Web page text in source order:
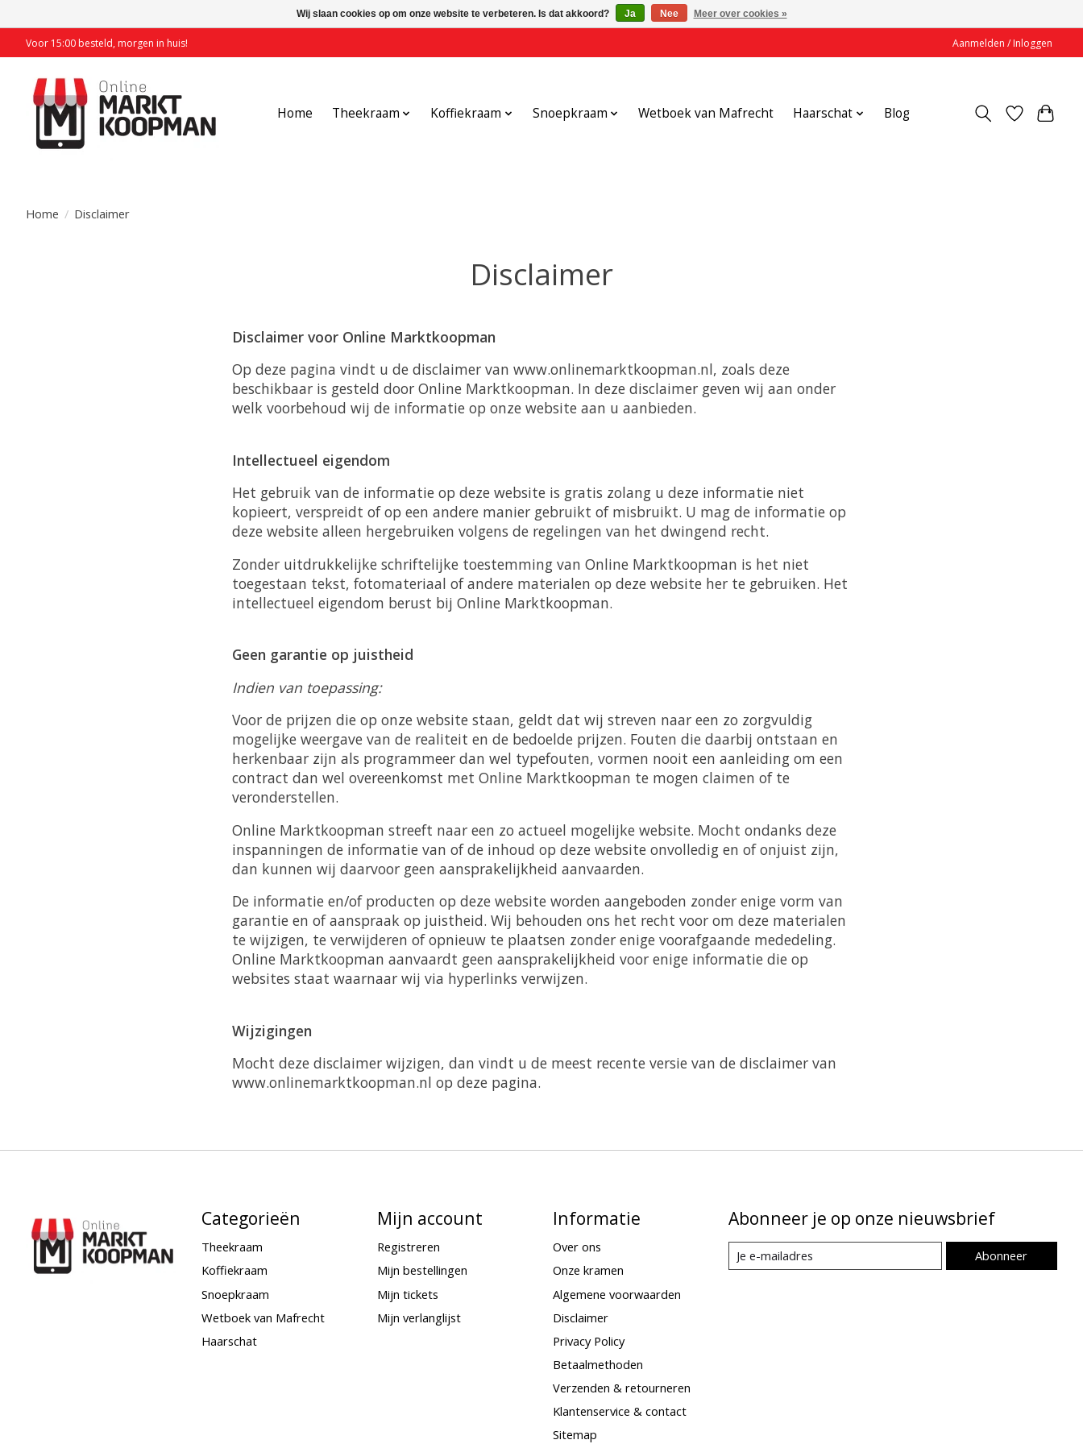
Voor 15:00 besteld, morgen in huis! Aanmelden / Inloggen
Home Theekraam Koffiekraam Snoepkraam Wetboek van Mafrecht Haarschat Blog
Home / Disclaimer
Disclaimer
Disclaimer voor Online Marktkoopman
Op deze pagina vindt u de disclaimer van www.onlinemarktkoopman.nl, zoals deze
beschikbaar is gesteld door Online Marktkoopman. In deze disclaimer geven wij aan onder
welk voorbehoud wij de informatie op onze website aan u aanbieden.
Intellectueel eigendom
Het gebruik van de informatie op deze website is gratis zolang u deze informatie niet
kopieert, verspreidt of op een andere manier gebruikt of misbruikt. U mag de informatie op
deze website alleen hergebruiken volgens de regelingen van het dwingend recht.
Zonder uitdrukkelijke schriftelijke toestemming van Online Marktkoopman is het niet
toegestaan tekst, fotomateriaal of andere materialen op deze website her te gebruiken. Het
intellectueel eigendom berust bij Online Marktkoopman.
Geen garantie op juistheid
Indien van toepassing:
Voor de prijzen die op onze website staan, geldt dat wij streven naar een zo zorgvuldig
mogelijke weergave van de realiteit en de bedoelde prijzen. Fouten die daarbij ontstaan en
herkenbaar zijn als programmeer dan wel typefouten, vormen nooit een aanleiding om een
contract dan wel overeenkomst met Online Marktkoopman te mogen claimen of te
veronderstellen.
Online Marktkoopman streeft naar een zo actueel mogelijke website. Mocht ondanks deze
inspanningen de informatie van of de inhoud op deze website onvolledig en of onjuist zijn,
dan kunnen wij daarvoor geen aansprakelijkheid aanvaarden.
De informatie en/of producten op deze website worden aangeboden zonder enige vorm van
garantie en of aanspraak op juistheid. Wij behouden ons het recht voor om deze materialen
te wijzigen, te verwijderen of opnieuw te plaatsen zonder enige voorafgaande mededeling.
Online Marktkoopman aanvaardt geen aansprakelijkheid voor enige informatie die op
websites staat waarnaar wij via hyperlinks verwijzen.
Wijzigingen
Mocht deze disclaimer wijzigen, dan vindt u de meest recente versie van de disclaimer van
www.onlinemarktkoopman.nl op deze pagina.
Categorieën
Theekraam
Koffiekraam
Snoepkraam
Wetboek van Mafrecht
Haarschat
Mijn account
Registreren
Mijn bestellingen
Mijn tickets
Mijn verlanglijst
Informatie
Over ons
Onze kramen
Algemene voorwaarden
Disclaimer
Privacy Policy
Betaalmethoden
Verzenden & retourneren
Klantenservice & contact
Sitemap
Abonneer je op onze nieuwsbrief
Abonneer
Wij slaan cookies op om onze website te verbeteren. Is dat akkoord? Ja Nee Meer over cookies »